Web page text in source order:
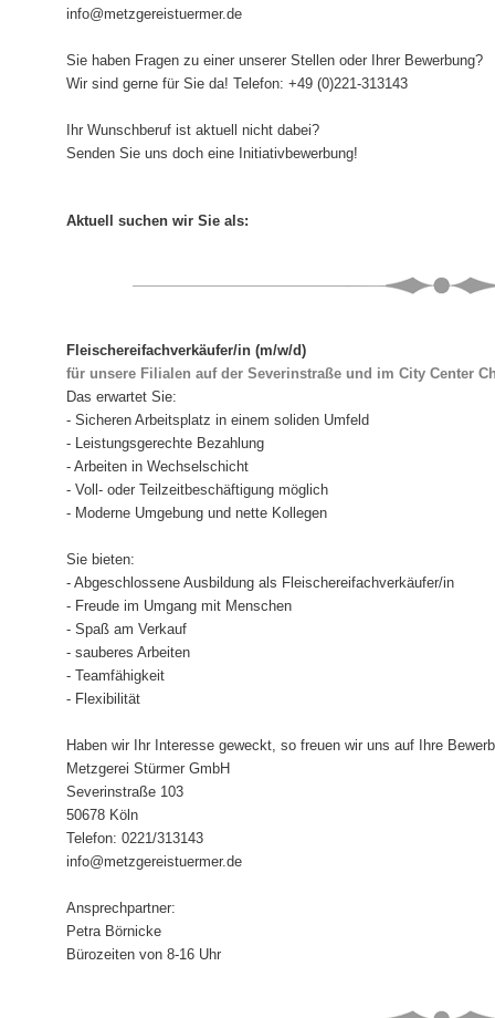
info@metzgereistuermer.de
Sie haben Fragen zu einer unserer Stellen oder Ihrer Bewerbung?
Wir sind gerne für Sie da! Telefon: +49 (0)221-313143
Ihr Wunschberuf ist aktuell nicht dabei?
Senden Sie uns doch eine Initiativbewerbung!
Aktuell suchen wir Sie als:
Fleischereifachverkäufer/in (m/w/d)
für unsere Filialen auf der Severinstraße und im City Center
Das erwartet Sie:
- Sicheren Arbeitsplatz in einem soliden Umfeld
- Leistungsgerechte Bezahlung
- Arbeiten in Wechselschicht
- Voll- oder Teilzeitbeschäftigung möglich
- Moderne Umgebung und nette Kollegen
Sie bieten:
- Abgeschlossene Ausbildung als Fleischereifachverkäufer/in
- Freude im Umgang mit Menschen
- Spaß am Verkauf
- sauberes Arbeiten
- Teamfähigkeit
- Flexibilität
Haben wir Ihr Interesse geweckt, so freuen wir uns auf Ihre
Metzgerei Stürmer GmbH
Severinstraße 103
50678 Köln
Telefon: 0221/313143
info@metzgereistuermer.de
Ansprechpartner:
Petra Börnicke
Bürozeiten von 8-16 Uhr